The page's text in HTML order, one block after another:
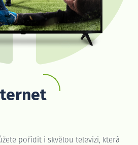
pořídit i skvělou televizi, která